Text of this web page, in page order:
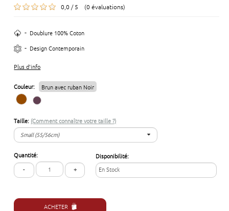
0,0 / 5 (0 évaluations)
- Doublure 100% Coton
- Design Contemporain
Plus d'info
Couleur: Brun avec ruban Noir
Taille: (Comment connaître votre taille ?)
Small (55/56cm)
Small (55/56cm)
Large (59/60 cm)
Quantité:
-
+
Disponibilité:
En Stock
ACHETER